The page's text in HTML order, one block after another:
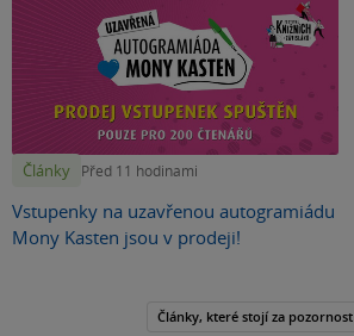
Články Před 11 hodinami
Vstupenky na uzavřenou autogramiádu
Mony Kasten jsou v prodeji!
Články, které stojí za pozornost